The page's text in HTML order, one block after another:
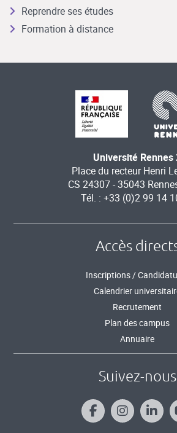
Reprendre ses études
Formation à distance
Université Rennes
Place du recteur Henri
CS 24307 - 35043
Tél. : +33 (0)2 99 14
Accès
Inscriptions /
Calendrier
Recrutement
Plan des campus
Annuaire
Suivez-nous